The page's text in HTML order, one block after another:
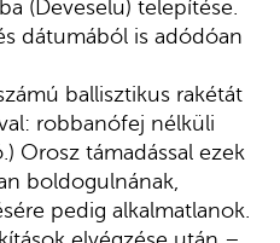
(Deveselu) telepítése.
dátumából is adódóan
ballisztikus rakétát
robbanófej nélküli
Orosz támadással ezek
boldogulnának,
pedig alkalmatlanok.